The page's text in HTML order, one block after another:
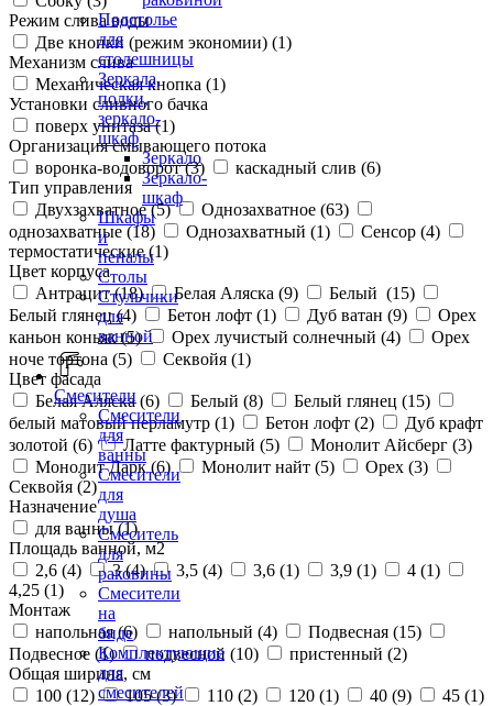
Подстолье
для
столешницы
Зеркала,
полки,
зеркало-
шкаф
Зеркало
Зеркало-
шкаф
Шкафы
и
пеналы
Столы
Стульчики
для
ванной
Смесители
Смесители
для
ванны
Смесители
для
душа
Смеситель
для
раковины
Смесители
на
биде
Комплектующие
для
смесителей
Режим слива воды
Две кнопки (режим экономии) (1)
Механизм слива
Механическая кнопка (1)
Установки сливного бачка
поверх унитаза (1)
Организация смывающего потока
воронка-водоворот (3) каскадный слив (6)
Тип управления
Двухзахватное (5) Однозахватное (63)
однозахватные (18) Однозахватный (1) Сенсор (4)
термостатические (1)
Цвет корпуса
Антрацит (18) Белая Аляска (9) Белый (15)
Белый глянец (4) Бетон лофт (1) Дуб ватан (9)
Орех
каньон коньяк (5) Орех лучистый солнечный (4)
Орех
ноче тортона (5) Секвойя (1)
Цвет фасада
Белая Аляска (6) Белый (8) Белый глянец (15)
белый матовый перламутр (1) Бетон лофт (2)
Дуб крафт
золотой (6) Латте фактурный (5) Монолит Айсберг (3)
Монолит Дарк (6) Монолит найт (5) Орех (3)
Секвойя (2)
Назначение
для ванны (1)
Площадь ванной, м2
2,6 (4) 3 (4) 3,5 (4) 3,6 (1) 3,9 (1) 4 (1)
4,25 (1)
Монтаж
напольная (6) напольный (4) Подвесная (15)
Подвесное (1) подвесной (10) пристенный (2)
Общая ширина, см
100 (12) 105 (3) 110 (2) 120 (1) 40 (9) 45 (1)